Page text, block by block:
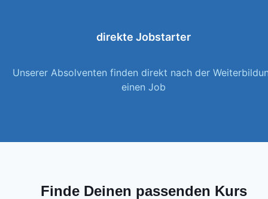
direkte Jobstarter
Unserer Absolventen finden direkt nach der
einen Job
Finde Deinen passenden Kurs